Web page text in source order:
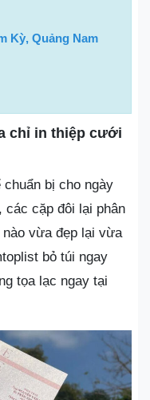
Kỳ, Quảng Nam
chỉ in thiệp cưới
bị cho ngày
các cặp đôi lại phân
vừa đẹp lại vừa
bỏ túi ngay
tọa lạc ngay tại